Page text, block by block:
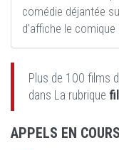
comédie déjantée
d'affiche le comique
Plus de 100 films
dans La rubrique
APPELS EN COURS